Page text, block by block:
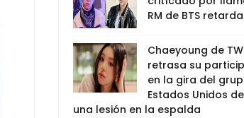
RM de BTS
Chaeyoung de
retrasa su
en la gira del
Estados Unidos
una lesión en la espalda